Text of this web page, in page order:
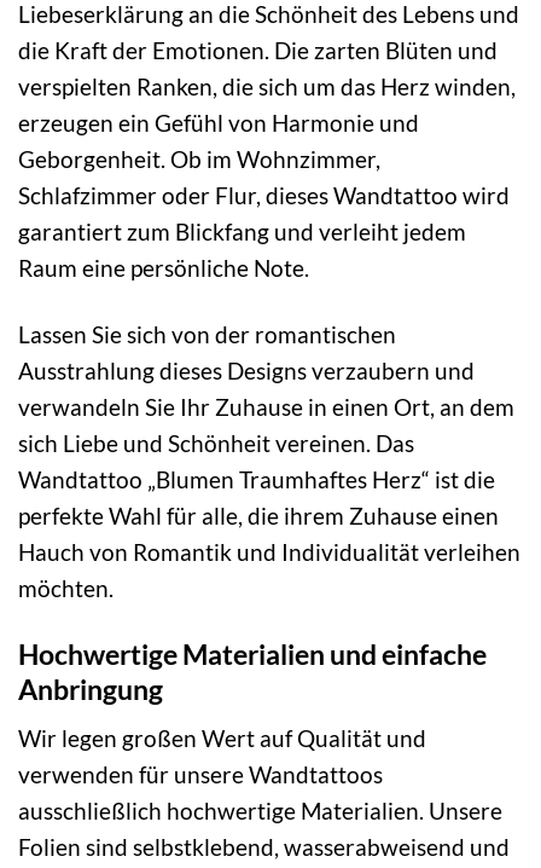
Liebeserklärung an die Schönheit des Lebens und
die Kraft der Emotionen. Die zarten Blüten und
verspielten Ranken, die sich um das Herz winden,
erzeugen ein Gefühl von Harmonie und
Geborgenheit. Ob im Wohnzimmer,
Schlafzimmer oder Flur, dieses Wandtattoo wird
garantiert zum Blickfang und verleiht jedem
Raum eine persönliche Note.
Lassen Sie sich von der romantischen
Ausstrahlung dieses Designs verzaubern und
verwandeln Sie Ihr Zuhause in einen Ort, an dem
sich Liebe und Schönheit vereinen. Das
Wandtattoo „Blumen Traumhaftes Herz“ ist die
perfekte Wahl für alle, die ihrem Zuhause einen
Hauch von Romantik und Individualität verleihen
möchten.
Hochwertige Materialien und einfache
Anbringung
Wir legen großen Wert auf Qualität und
verwenden für unsere Wandtattoos
ausschließlich hochwertige Materialien. Unsere
Folien sind selbstklebend, wasserabweisend und